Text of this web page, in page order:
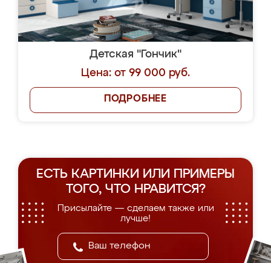
Детская "Гончик"
Цена: от 99 000 руб.
ПОДРОБНЕЕ
ЕСТЬ КАРТИНКИ ИЛИ ПРИМЕРЫ
ТОГО, ЧТО НРАВИТСЯ?
Присылайте — сделаем также или
лучше!